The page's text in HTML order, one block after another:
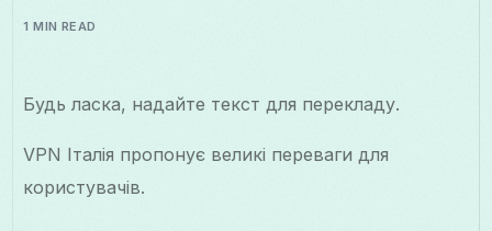
1 MIN READ
Будь ласка, надайте текст для перекладу.
VPN Італія пропонує великі переваги для
користувачів.